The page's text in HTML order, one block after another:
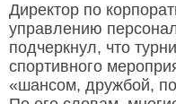
Директор по
управлению
подчеркнул, что
спортивного
«шансом, дружбой,